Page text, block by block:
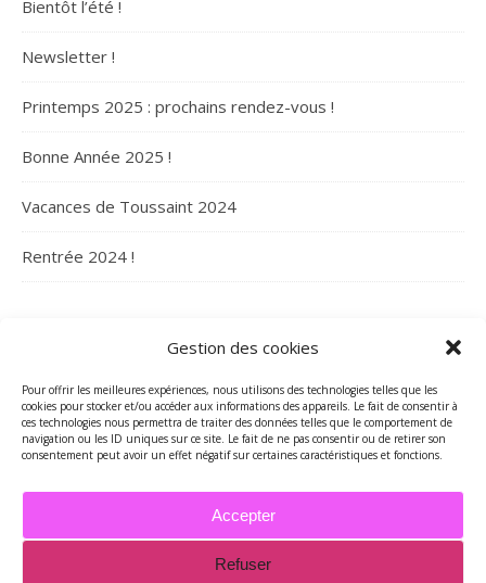
Gestion des cookies
Pour offrir les meilleures expériences, nous utilisons des technologies telles que les
cookies pour stocker et/ou accéder aux informations des appareils. Le fait de consentir à
ces technologies nous permettra de traiter des données telles que le comportement de
navigation ou les ID uniques sur ce site. Le fait de ne pas consentir ou de retirer son
consentement peut avoir un effet négatif sur certaines caractéristiques et fonctions.
Accepter
Refuser
Bientôt l’été !
Newsletter !
Printemps 2025 : prochains rendez-vous !
Bonne Année 2025 !
Vacances de Toussaint 2024
Rentrée 2024 !
ARCHIVES
2026 - Tous droits réservés - Merci de contacter Marie-Maguelone